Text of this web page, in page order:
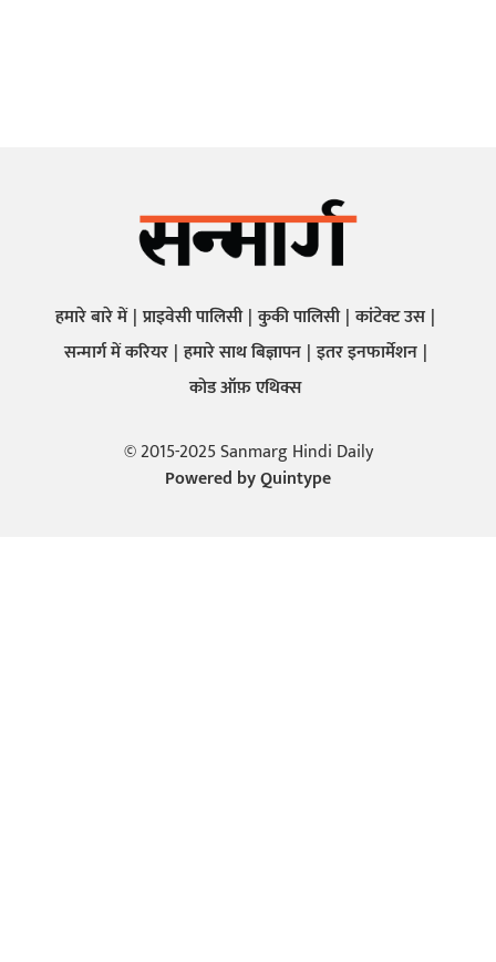
हमारे बारे में प्राइवेसी पालिसी कुकी पालिसी कांटेक्ट उस
सन्मार्ग में करियर हमारे साथ बिज्ञापन इतर इनफार्मेशन
कोड ऑफ़ एथिक्स
© 2015-2025 Sanmarg Hindi Daily
Powered byQuintype